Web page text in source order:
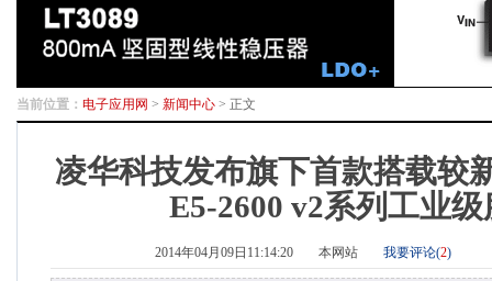
当前位置： 电子应用网 > 新闻中心 > 正文
凌华科技发布旗下首款搭载较
E5-2600 v2系列工业
2014年04月09日11:14:20 本网站 我要评论(2)